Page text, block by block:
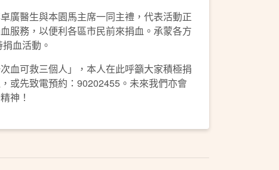
廣醫生與本園馬主席一同主禮，代表活動正
服務，以便利各區市民前來捐血。承蒙各方
血活動。
血可救三個人」，本人在此呼籲大家積極捐
或先致電預約：90202455。未來我們亦會
神！